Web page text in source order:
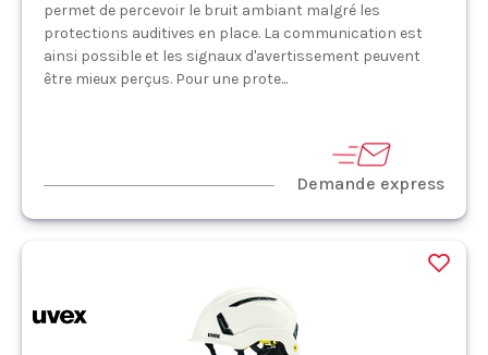
permet de percevoir le bruit ambiant malgré les
protections auditives en place. La communication est
ainsi possible et les signaux d'avertissement peuvent
être mieux perçus. Pour une prote...
Demande express